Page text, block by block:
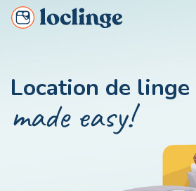
Loclinge Vacationer
Loclinge Owner
OUR CITIES
Location de linge
made easy!